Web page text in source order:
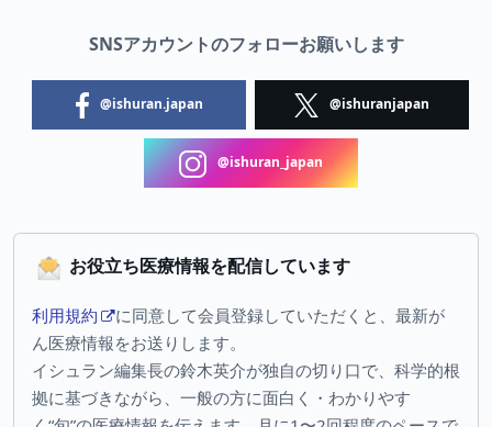
SNSアカウントのフォローお願いします
@ishuran.japan @ishuranjapan
@ishuran_japan
お役立ち医療情報を配信しています
利用規約
に同意して会員登録していただくと、最新が
ん医療情報をお送りします。
イシュラン編集長の鈴木英介が独自の切り口で、科学的根
拠に基づきながら、一般の方に面白く・わかりやす